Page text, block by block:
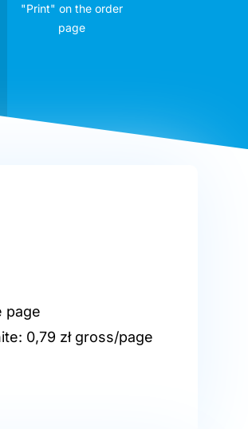
"Print" on the order
page
page
0,79 zł gross/page